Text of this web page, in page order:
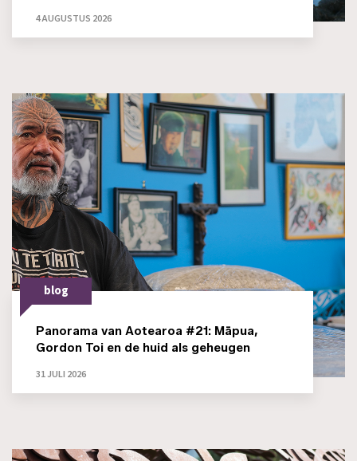
4 AUGUSTUS 2026
blog
Panorama van Aotearoa #21: Māpua,
Gordon Toi en de huid als geheugen
31 JULI 2026